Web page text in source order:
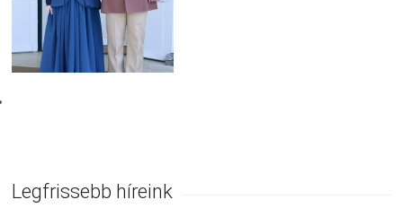
Legfrissebb híreink